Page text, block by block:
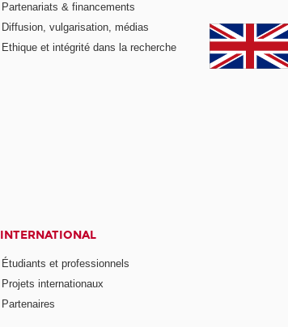
Partenariats & financements
Diffusion, vulgarisation, médias
Ethique et intégrité dans la recherche
INTERNATIONAL
Étudiants et professionnels
Projets internationaux
Partenaires